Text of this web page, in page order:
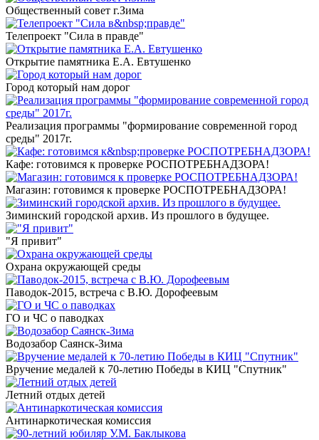
Общественный совет г.Зима
Телепроект "Сила в правде"
Открытие памятника Е.А. Евтушенко
Город который нам дорог
Реализация программы "формирование современной город
среды" 2017г.
Кафе: готовимся к проверке РОСПОТРЕБНАДЗОРА!
Магазин: готовимся к проверке РОСПОТРЕБНАДЗОРА!
Зиминский городской архив. Из прошлого в будущее.
"Я привит"
Охрана окружающей среды
Паводок-2015, встреча с В.Ю. Дорофеевым
ГО и ЧС о паводках
Водозабор Саянск-Зима
Вручение медалей к 70-летию Победы в КИЦ "Спутник"
Летний отдых детей
Антинаркотическая комиссия